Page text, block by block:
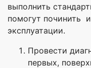
выполнить
помогут починить
эксплуатации.
Провести
первых,